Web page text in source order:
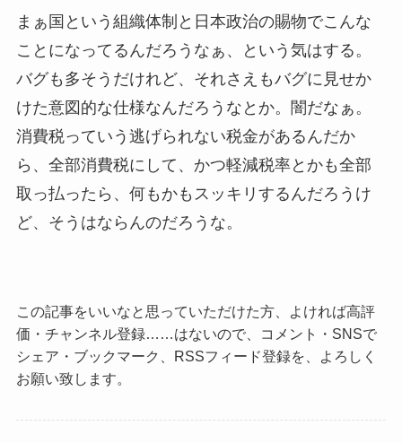
まぁ国という組織体制と日本政治の賜物でこんな
ことになってるんだろうなぁ、という気はする。
バグも多そうだけれど、それさえもバグに見せか
けた意図的な仕様なんだろうなとか。闇だなぁ。
消費税っていう逃げられない税金があるんだか
ら、全部消費税にして、かつ軽減税率とかも全部
取っ払ったら、何もかもスッキリするんだろうけ
ど、そうはならんのだろうな。
この記事をいいなと思っていただけた方、よければ高評
価・チャンネル登録……はないので、コメント・SNSで
シェア・ブックマーク、RSSフィード登録を、よろしく
お願い致します。